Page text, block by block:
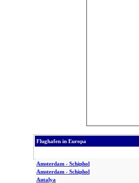
Flughafen in Europa
Amsterdam - Schiphol
Amsterdam - Schiphol
Antalya